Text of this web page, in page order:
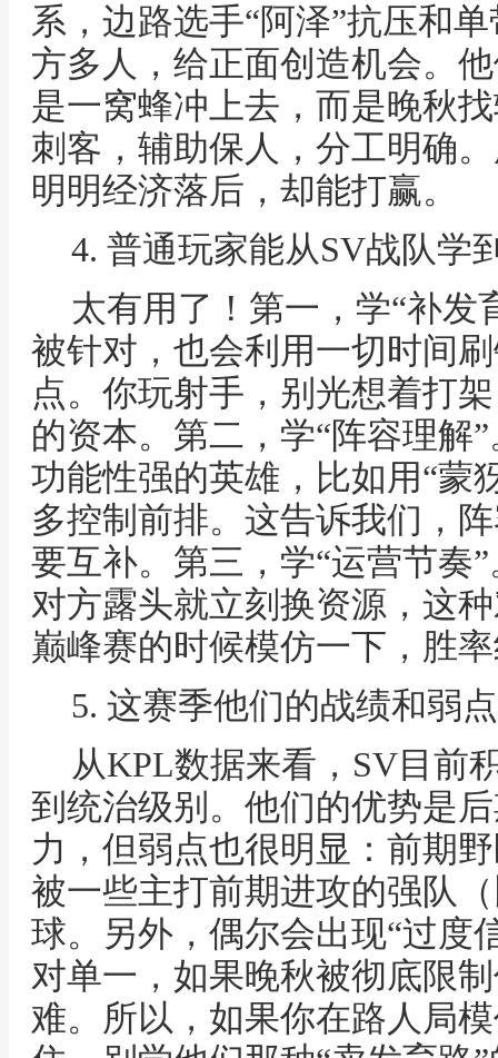
系，边路选手“阿泽”抗压和
方多人，给正面创造机会。
是一窝蜂冲上去，而是晚秋
刺客，辅助保人，分工明确
明明经济落后，却能打赢。
4. 普通玩家能从SV战队学
太有用了！第一，学“补发
被针对，也会利用一切时间
点。你玩射手，别光想着打
的资本。第二，学“阵容理解
功能性强的英雄，比如用“蒙
多控制前排。这告诉我们，
要互补。第三，学“运营节奏
对方露头就立刻换资源，这
巅峰赛的时候模仿一下，胜
5. 这赛季他们的战绩和弱
从KPL数据来看，SV目前
到统治级别。他们的优势是
力，但弱点也很明显：前期
被一些主打前期进攻的强队
球。另外，偶尔会出现“过度
对单一，如果晚秋被彻底限
难。所以，如果你在路人局